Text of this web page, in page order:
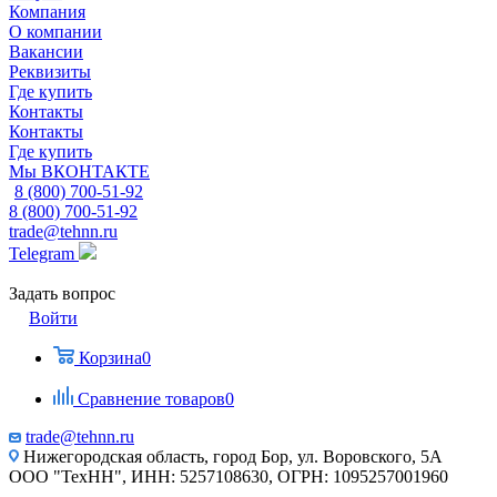
Компания
О компании
Вакансии
Реквизиты
Где купить
Контакты
Контакты
Где купить
Мы ВКОНТАКТЕ
8 (800) 700-51-92
8 (800) 700-51-92
trade@tehnn.ru
Telegram
Задать вопрос
Войти
Корзина0
Сравнение товаров0
trade@tehnn.ru
Нижегородская область, город Бор, ул. Воровского, 5А
ООО "ТехНН", ИНН: 5257108630, ОГРН: 1095257001960